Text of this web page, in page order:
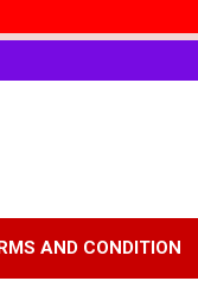
AND CONDITION